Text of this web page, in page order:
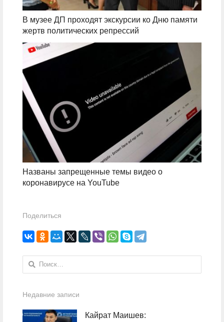
В музее ДП проходят экскурсии ко Дню памяти
жертв политических репрессий
Названы запрещенные темы видео о
коронавирусе на YouTube
Поделиться
Найти:
Недавние записи
Кайрат Маишев: